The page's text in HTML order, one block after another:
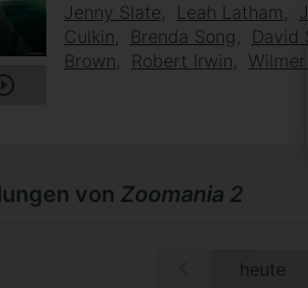
Jenny Slate
Leah Latham
Culkin
Brenda Song David
Brown
Robert Irwin
von Zoomania 2
heute